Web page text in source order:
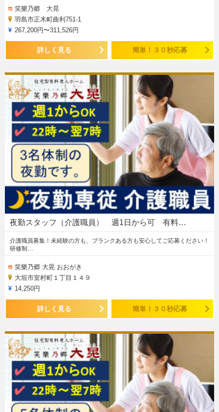
笑樂乃郷 大晃
羽島市正木町曲利751-1
267,200円〜311,526円
詳しく見る 簡単！３０秒応募
夜勤スタッフ（介護職員） 週1日から可 有料…
介護職員募集！未経験の方も、ブランクある方も安心してご応募ください！
研修制…
笑樂乃郷 大晃 おおがき
大垣市室村町１丁目１４９
14,250円
詳しく見る 簡単！３０秒応募